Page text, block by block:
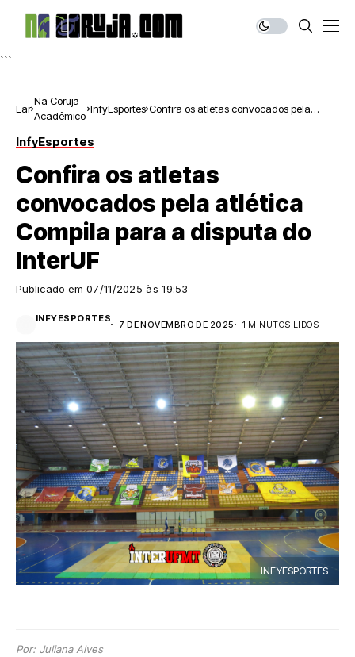
```
Lar
Na Coruja
Acadêmico
InfyEsportes Confira os atletas convocados pela
InfyEsportes
Confira os atletas
convocados pela atlética
Compila para a disputa do
InterUF
Publicado em 07/11/2025 às 19:53
INFYESPORTES
7 DE NOVEMBRO DE 2025 1 MINUTOS LIDOS
INFYESPORTES
Por: Juliana Alves